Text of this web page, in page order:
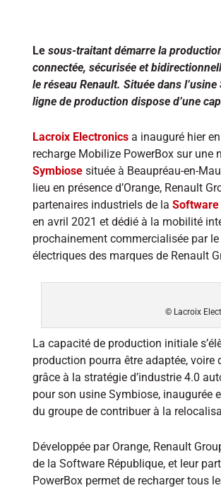
Le sous-traitant démarre la
connectée, sécurisée et
le réseau Renault. Située dans
ligne de production dispose d’une
Lacroix Electronics a inauguré hier
recharge Mobilize PowerBox sur une
Symbiose située à Beaupréau-en-
lieu en présence d’Orange, Renault
partenaires industriels de la Software
en avril 2021 et dédié à la mobilité
prochainement commercialisée par
électriques des marques de Renault
© Lacroix
La capacité de production initiale
production pourra être adaptée,
grâce à la stratégie d’industrie 4.0
pour son usine Symbiose, inaugurée
du groupe de contribuer à la
Développée par Orange, Renault
de la Software République, et leur
PowerBox permet de recharger tous